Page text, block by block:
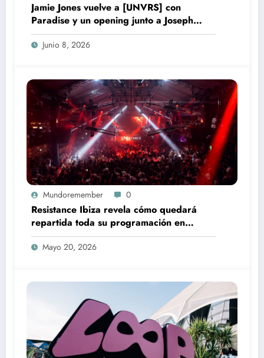
Jamie Jones vuelve a [UNVRS] con
Paradise y un opening junto a Joseph
Capriati
Junio 8, 2026
Mundoremember 0
Resistance Ibiza revela cómo quedará
repartida toda su programación en
Amnesia este verano 2026
Mayo 20, 2026